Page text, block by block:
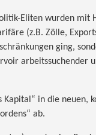
Eliten wurden mit
(z.B. Zölle,
ging,
arbeitssuchender
Kapital“ in die neuen,
ab.